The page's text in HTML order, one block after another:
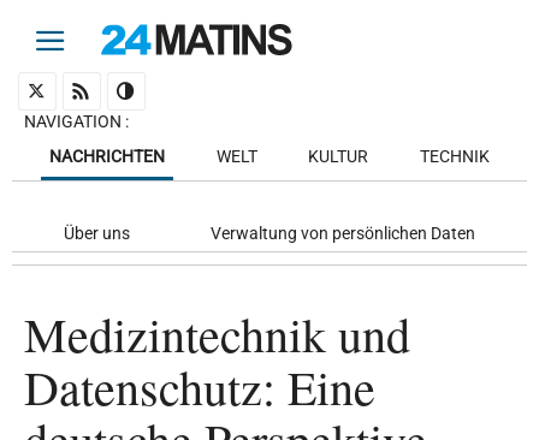
NAVIGATION :
NACHRICHTEN
WELT KULTUR TECHNIK
Über uns Verwaltung von persönlichen Daten
Medizintechnik und
Datenschutz: Eine